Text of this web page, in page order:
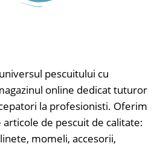
pescuitului cu
online dedicat tuturor
la profesionisti. Oferim
articole de pescuit de calitate:
momeli, accesorii,